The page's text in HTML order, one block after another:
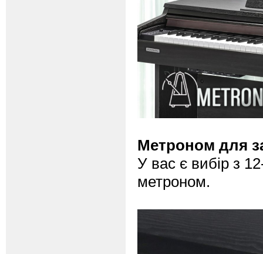
Метроном для
У вас є вибір з
метроном.